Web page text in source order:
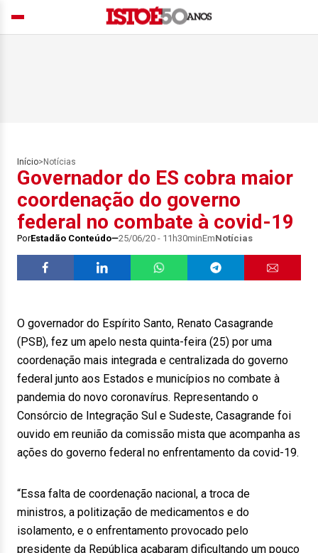
Início> Notícias
Governador do ES cobra maior
coordenação do governo
federal no combate à covid-19
PorEstadão Conteúdo 25/06/20 - 11h30minEmNotícias
O governador do Espírito Santo, Renato Casagrande
(PSB), fez um apelo nesta quinta-feira (25) por uma
coordenação mais integrada e centralizada do governo
federal junto aos Estados e municípios no combate à
pandemia do novo coronavírus. Representando o
Consórcio de Integração Sul e Sudeste, Casagrande foi
ouvido em reunião da comissão mista que acompanha as
ações do governo federal no enfrentamento da covid-19.
“Essa falta de coordenação nacional, a troca de
ministros, a politização de medicamentos e do
isolamento, e o enfrentamento provocado pelo
presidente da República acabaram dificultando um pouco